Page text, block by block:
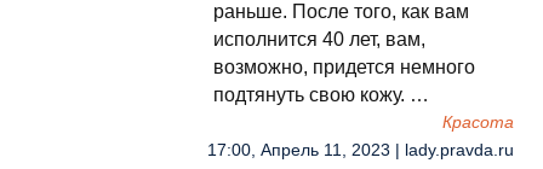
раньше. После того, как вам
исполнится 40 лет, вам,
возможно, придется немного
подтянуть свою кожу. …
Красота
17:00, Апрель 11, 2023 | lady.pravda.ru